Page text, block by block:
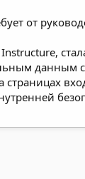
от
данным
страницах